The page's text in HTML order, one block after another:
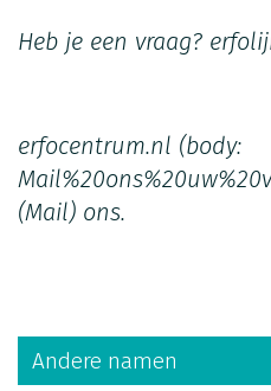
Heb je een vraag?
erfocentrum.nl (body:
(Mail) ons.
Andere namen